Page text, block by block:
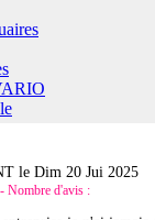
leDim 20 Jui 2025
Nombre d'avis :